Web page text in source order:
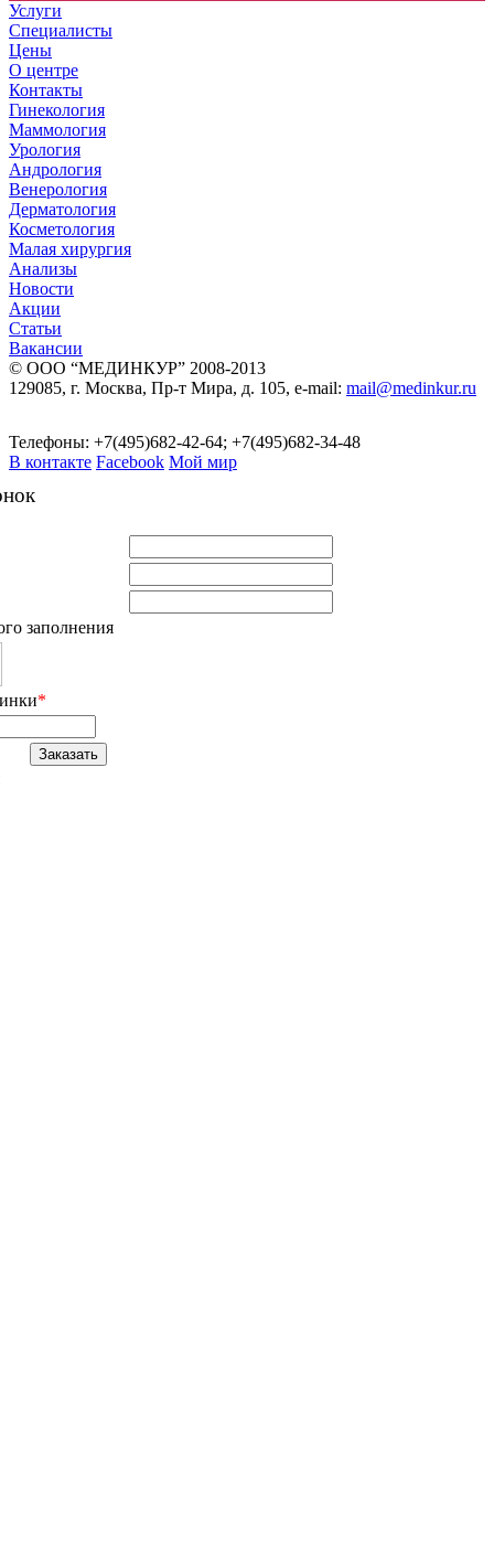
Услуги
Специалисты
Цены
О центре
Контакты
Гинекология
Маммология
Урология
Андрология
Венерология
Дерматология
Косметология
Малая хирургия
Анализы
Новости
Акции
Статьи
Вакансии
© ООО “МЕДИНКУР” 2008-2013
129085, г. Москва, Пр-т Мира, д. 105, e-mail: mail@medinkur.ru
Телефоны: +7(495)682-42-64; +7(495)682-34-48
В контакте Facebook Мой мир
заполнения
*